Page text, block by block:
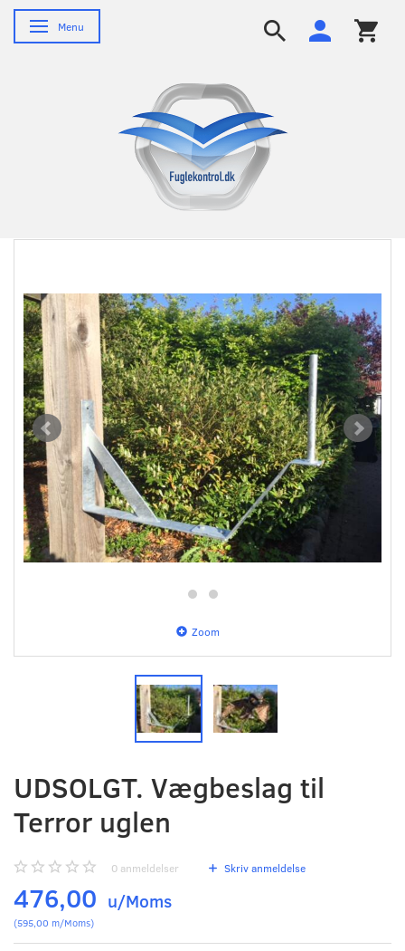
Skifte navigation
Menu
Zoom
UDSOLGT. Vægbeslag til
Terror uglen
0 anmeldelser Skriv anmeldelse
476,00 u/Moms
(595,00 m/Moms)